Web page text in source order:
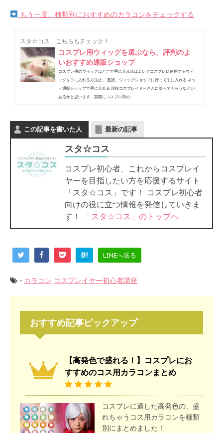
もう一度、種類別におすすめのカラコンをチェックする
スタ☆コス こちらもチェック！
コスプレ用ウィッグを選ぶなら。評判のよ
いおすすめ通販ショップ
コスプレ用のウィッグはどこで手に入れればよい？コスプレに使用するウィ
ッグを手に入れる方法は、 直接、ウィッグショップに行って手に入れる ネッ
ト通販ショップで手に入れる 現役コスプレイヤーさんに譲ってもらうなどが
あるかと思います。実際にコスプレ用の...
この記事を書いた人 最新の記事
スタ☆コス
コスプレ初心者、これからコスプレイ
ヤーを目指したい方を応援するサイト
「スタ☆コス」です！ コスプレ初心者
向けの役に立つ情報を発信していきま
す！
「スタ☆コス」のトップへ
B! LINEへ送る
- カラコン コスプレイヤー初心者講座
おすすめ記事ピックアップ
【高発色で盛れる！】コスプレにお
すすめのコス用カラコンまとめ
コスプレに適した高発色の、盛
れちゃうコス用カラコンを種類
別にまとめました！